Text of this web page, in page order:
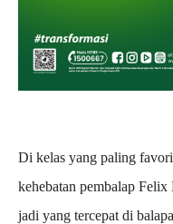
Di kelas yang paling
kehebatan pembalap Felix
jadi yang tercepat di